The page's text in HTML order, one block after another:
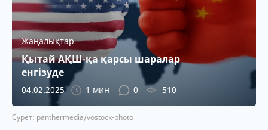
Жаңалықтар
Қытай АҚШ-қа қарсы шаралар
енгізуде
04.02.2025 1 мин 0 510
Сурет: panthermedia/vostock-photo